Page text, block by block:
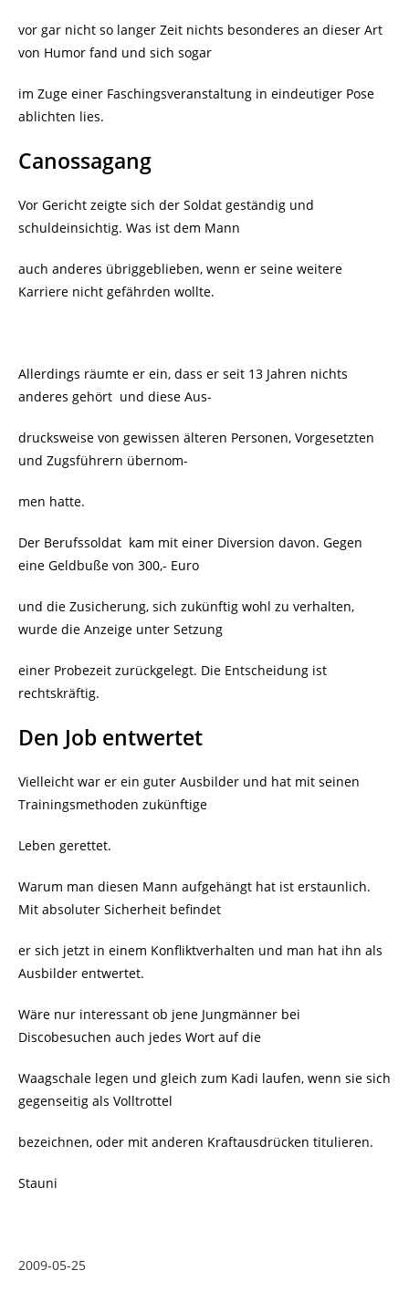
vor gar nicht so langer Zeit nichts besonderes an dieser Art
von Humor fand und sich sogar
im Zuge einer Faschingsveranstaltung in eindeutiger Pose
ablichten lies.
Canossagang
Vor Gericht zeigte sich der Soldat geständig und
schuldeinsichtig. Was ist dem Mann
auch anderes übriggeblieben, wenn er seine weitere
Karriere nicht gefährden wollte.
Allerdings räumte er ein, dass er seit 13 Jahren nichts
anderes gehört und diese Aus-
drucksweise von gewissen älteren Personen, Vorgesetzten
und Zugsführern übernom-
men hatte.
Der Berufssoldat kam mit einer Diversion davon. Gegen
eine Geldbuße von 300,- Euro
und die Zusicherung, sich zukünftig wohl zu verhalten,
wurde die Anzeige unter Setzung
einer Probezeit zurückgelegt. Die Entscheidung ist
rechtskräftig.
Den Job entwertet
Vielleicht war er ein guter Ausbilder und hat mit seinen
Trainingsmethoden zukünftige
Leben gerettet.
Warum man diesen Mann aufgehängt hat ist erstaunlich.
Mit absoluter Sicherheit befindet
er sich jetzt in einem Konfliktverhalten und man hat ihn als
Ausbilder entwertet.
Wäre nur interessant ob jene Jungmänner bei
Discobesuchen auch jedes Wort auf die
Waagschale legen und gleich zum Kadi laufen, wenn sie sich
gegenseitig als Volltrottel
bezeichnen, oder mit anderen Kraftausdrücken titulieren.
Stauni
2009-05-25